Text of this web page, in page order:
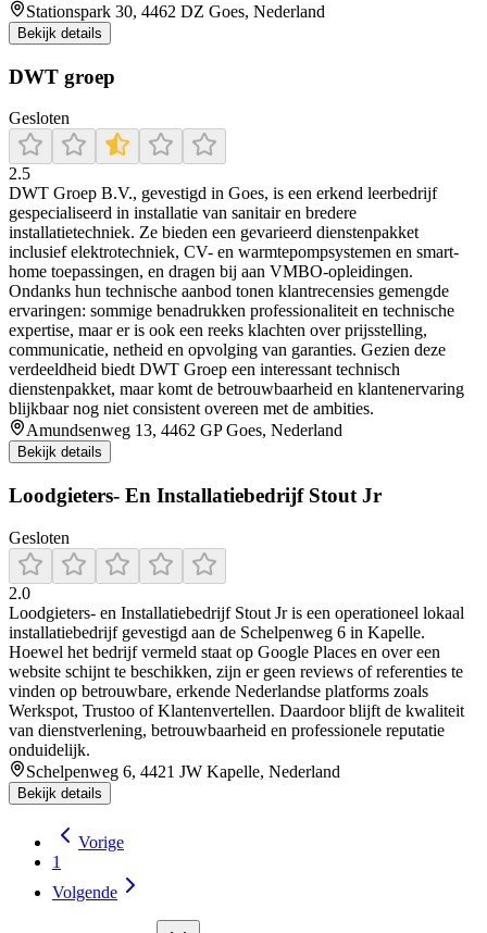
Stationspark 30, 4462 DZ Goes, Nederland
Bekijk details
DWT groep
Gesloten
2.5
DWT Groep B.V., gevestigd in Goes, is een erkend leerbedrijf
gespecialiseerd in installatie van sanitair en bredere
installatietechniek. Ze bieden een gevarieerd dienstenpakket
inclusief elektrotechniek, CV- en warmtepompsystemen en smart-
home toepassingen, en dragen bij aan VMBO-opleidingen.
Ondanks hun technische aanbod tonen klantrecensies gemengde
ervaringen: sommige benadrukken professionaliteit en technische
expertise, maar er is ook een reeks klachten over prijsstelling,
communicatie, netheid en opvolging van garanties. Gezien deze
verdeeldheid biedt DWT Groep een interessant technisch
dienstenpakket, maar komt de betrouwbaarheid en klantenervaring
blijkbaar nog niet consistent overeen met de ambities.
Amundsenweg 13, 4462 GP Goes, Nederland
Bekijk details
Loodgieters- En Installatiebedrijf Stout Jr
Gesloten
2.0
Loodgieters- en Installatiebedrijf Stout Jr is een operationeel lokaal
installatiebedrijf gevestigd aan de Schelpenweg 6 in Kapelle.
Hoewel het bedrijf vermeld staat op Google Places en over een
website schijnt te beschikken, zijn er geen reviews of referenties te
vinden op betrouwbare, erkende Nederlandse platforms zoals
Werkspot, Trustoo of Klantenvertellen. Daardoor blijft de kwaliteit
van dienstverlening, betrouwbaarheid en professionele reputatie
onduidelijk.
Schelpenweg 6, 4421 JW Kapelle, Nederland
Bekijk details
Vorige
1
Volgende